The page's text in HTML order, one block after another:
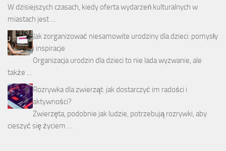
W dzisiejszych czasach, kiedy oferta wydarzeń kulturalnych w
miastach jest …
Jak zorganizować niesamowite urodziny dla dzieci: pomysły
i inspiracje
Organizacja urodzin dla dzieci to nie lada wyzwanie, ale
także …
Rozrywka dla zwierząt: jak dostarczyć im radości i
aktywności?
Zwierzęta, podobnie jak ludzie, potrzebują rozrywki, aby
cieszyć się życiem …